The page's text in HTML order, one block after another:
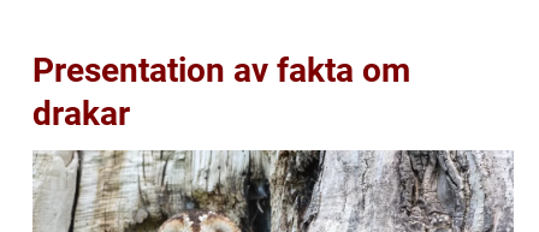
Presentation av fakta om
drakar